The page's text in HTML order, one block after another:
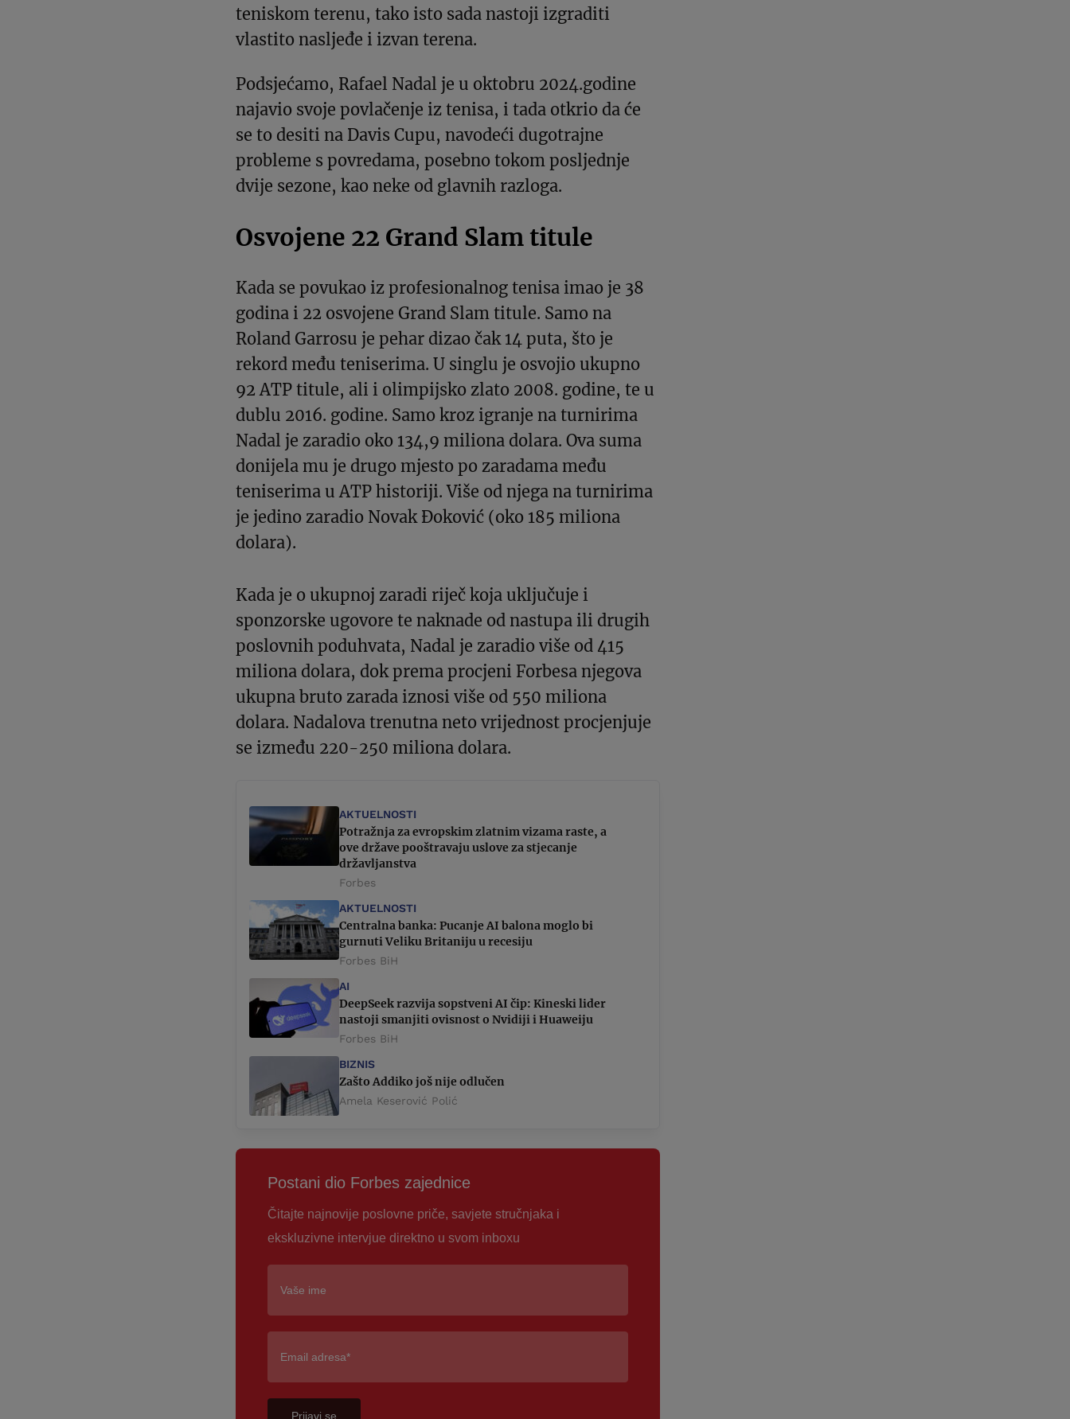
teniskom terenu, tako isto sada nastoji izgraditi
vlastito nasljeđe i izvan terena.
Podsjećamo, Rafael Nadal je u oktobru 2024.godine
najavio svoje povlačenje iz tenisa, i tada otkrio da će
se to desiti na Davis Cupu, navodeći dugotrajne
probleme s povredama, posebno tokom posljednje
dvije sezone, kao neke od glavnih razloga.
Osvojene 22 Grand Slam titule
Kada se povukao iz profesionalnog tenisa imao je 38
godina i 22 osvojene Grand Slam titule. Samo na
Roland Garrosu je pehar dizao čak 14 puta, što je
rekord među teniserima. U singlu je osvojio ukupno
92 ATP titule, ali i olimpijsko zlato 2008. godine, te u
dublu 2016. godine. Samo kroz igranje na turnirima
Nadal je zaradio oko 134,9 miliona dolara. Ova suma
donijela mu je drugo mjesto po zaradama među
teniserima u ATP historiji. Više od njega na turnirima
je jedino zaradio Novak Đoković (oko 185 miliona
dolara).
Kada je o ukupnoj zaradi riječ koja uključuje i
sponzorske ugovore te naknade od nastupa ili drugih
poslovnih poduhvata, Nadal je zaradio više od 415
miliona dolara, dok prema procjeni Forbesa njegova
ukupna bruto zarada iznosi više od 550 miliona
dolara. Nadalova trenutna neto vrijednost procjenjuje
se između 220-250 miliona dolara.
AKTUELNOSTI
Potražnja za evropskim zlatnim vizama raste, a
ove države pooštravaju uslove za stjecanje
državljanstva
Forbes
AKTUELNOSTI
Centralna banka: Pucanje AI balona moglo bi
gurnuti Veliku Britaniju u recesiju
Forbes BiH
AI
DeepSeek razvija sopstveni AI čip: Kineski lider
nastoji smanjiti ovisnost o Nvidiji i Huaweiju
Forbes BiH
BIZNIS
Zašto Addiko još nije odlučen
Amela Keserović Polić
Postani dio Forbes zajednice
Čitajte najnovije poslovne priče, savjete stručnjaka i
ekskluzivne intervjue direktno u svom inboxu
Prijavi se